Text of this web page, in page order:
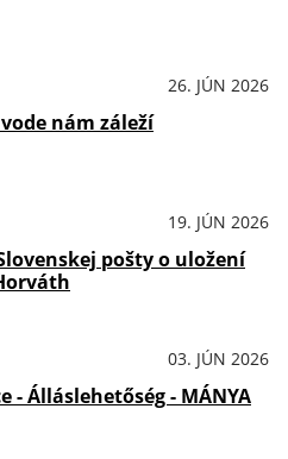
26. JÚN 2026
nám záleží
19. JÚN 2026
pošty o uložení
03. JÚN 2026
- Álláslehetőség - MÁNYA